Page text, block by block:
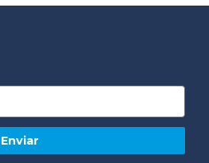
Enviar